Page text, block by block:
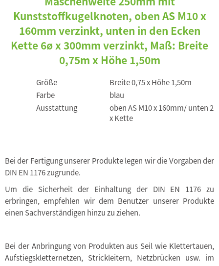
Kunststoffkugelknoten, oben AS M10 x
160mm verzinkt, unten in den Ecken
Kette 6ø x 300mm verzinkt, Maß: Breite
0,75m x Höhe 1,50m
Größe
Breite 0,75 x Höhe 1,50m
Farbe
blau
Ausstattung
oben AS M10 x 160mm/ unten 2
x Kette
Bei der Fertigung unserer Produkte legen wir die Vorgaben der
DIN EN 1176 zugrunde.
Um die Sicherheit der Einhaltung der DIN EN 1176 zu
erbringen, empfehlen wir dem Benutzer unserer Produkte
einen Sachverständigen hinzu zu ziehen.
Bei der Anbringung von Produkten aus Seil wie Klettertauen,
Aufstiegskletternetzen, Strickleitern, Netzbrücken usw. im